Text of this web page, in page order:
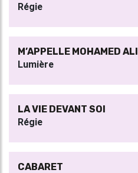
Régie
M’APPELLE MOHAMED ALI
Lumière
LA VIE DEVANT SOI
Régie
CABARET